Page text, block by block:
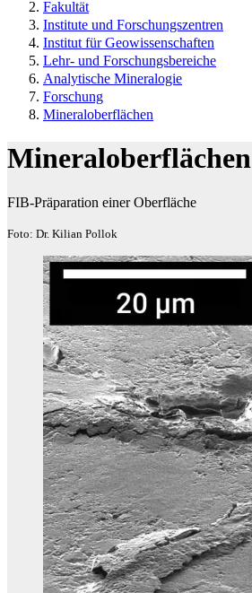
Fakultät
Institute und Forschungszentren
Institut für Geowissenschaften
Lehr- und Forschungsbereiche
Analytische Mineralogie
Forschung
Mineraloberflächen
Mineraloberflächen
FIB-Präparation einer Oberfläche
Foto: Dr. Kilian Pollok